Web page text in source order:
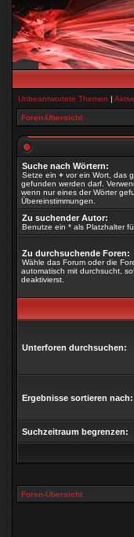
Unbeantwortete Themen |
Foren-Übersicht
Suche nach Wörtern:
Setze ein + vor ein Wort, das
gefunden werden darf.
wenn nur eines der Wörter
Übereinstimmungen.
Zu suchender Autor:
Benutze ein * als Platzhalter
Zu durchsuchende Foren:
Wähle das Forum oder die
automatisch mit durchsucht,
deaktivierst.
Unterforen durchsuchen:
Ergebnisse sortieren nach:
Suchzeitraum begrenzen:
Foren-Übersicht